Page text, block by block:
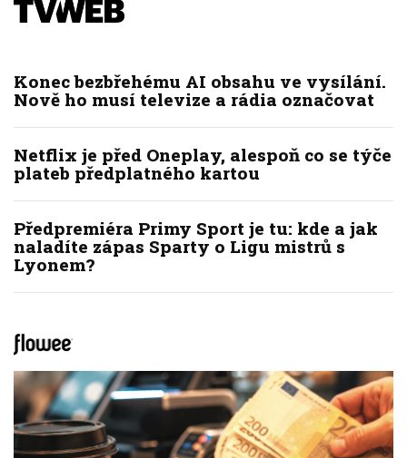
Konec bezbřehému AI obsahu ve vysílání.
Nově ho musí televize a rádia označovat
Netflix je před Oneplay, alespoň co se týče
plateb předplatného kartou
Předpremiéra Primy Sport je tu: kde a jak
naladíte zápas Sparty o Ligu mistrů s
Lyonem?